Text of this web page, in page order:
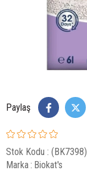
Paylaş
Stok Kodu
(BK7398)
Marka: Biokat's